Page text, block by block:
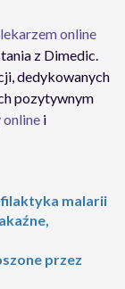
online
z Dimedic.
dedykowanych
pozytywnym
i
malarii
przez